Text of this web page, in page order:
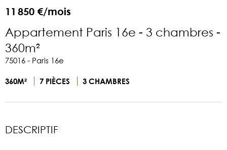
11 850 €/mois
Appartement Paris 16e - 3 chambres -
360m²
75016 - Paris 16e
360M² 7 PIÈCES 3 CHAMBRES
DESCRIPTIF